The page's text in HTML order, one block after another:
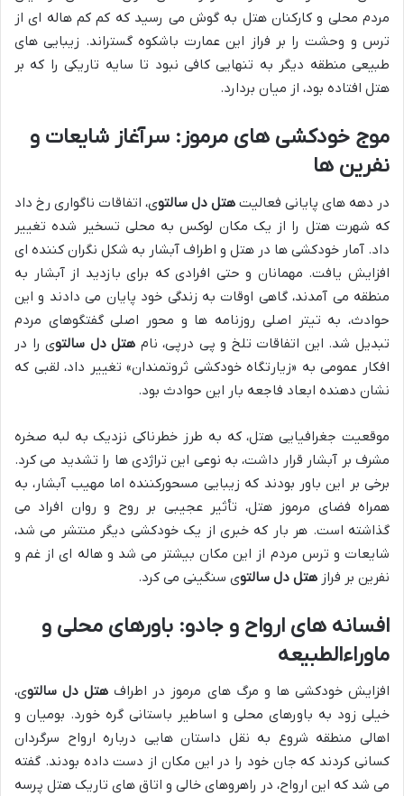
مردم محلی و کارکنان هتل به گوش می رسید که کم کم هاله ای از
ترس و وحشت را بر فراز این عمارت باشکوه گستراند. زیبایی های
طبیعی منطقه دیگر به تنهایی کافی نبود تا سایه تاریکی را که بر
هتل افتاده بود، از میان بردارد.
موج خودکشی های مرموز: سرآغاز شایعات و
نفرین ها
در دهه های پایانی فعالیت هتل دل سالتوی، اتفاقات ناگواری رخ داد
که شهرت هتل را از یک مکان لوکس به محلی تسخیر شده تغییر
داد. آمار خودکشی ها در هتل و اطراف آبشار به شکل نگران کننده ای
افزایش یافت. مهمانان و حتی افرادی که برای بازدید از آبشار به
منطقه می آمدند، گاهی اوقات به زندگی خود پایان می دادند و این
حوادث، به تیتر اصلی روزنامه ها و محور اصلی گفتگوهای مردم
تبدیل شد. این اتفاقات تلخ و پی درپی، نام هتل دل سالتوی را در
افکار عمومی به «زیارتگاه خودکشی ثروتمندان» تغییر داد، لقبی که
نشان دهنده ابعاد فاجعه بار این حوادث بود.
موقعیت جغرافیایی هتل، که به طرز خطرناکی نزدیک به لبه صخره
مشرف بر آبشار قرار داشت، به نوعی این تراژدی ها را تشدید می کرد.
برخی بر این باور بودند که زیبایی مسحورکننده اما مهیب آبشار، به
همراه فضای مرموز هتل، تأثیر عجیبی بر روح و روان افراد می
گذاشته است. هر بار که خبری از یک خودکشی دیگر منتشر می شد،
شایعات و ترس مردم از این مکان بیشتر می شد و هاله ای از غم و
نفرین بر فراز هتل دل سالتوی سنگینی می کرد.
افسانه های ارواح و جادو: باورهای محلی و
ماوراءالطبیعه
افزایش خودکشی ها و مرگ های مرموز در اطراف هتل دل سالتوی،
خیلی زود به باورهای محلی و اساطیر باستانی گره خورد. بومیان و
اهالی منطقه شروع به نقل داستان هایی درباره ارواح سرگردان
کسانی کردند که جان خود را در این مکان از دست داده بودند. گفته
می شد که این ارواح، در راهروهای خالی و اتاق های تاریک هتل پرسه